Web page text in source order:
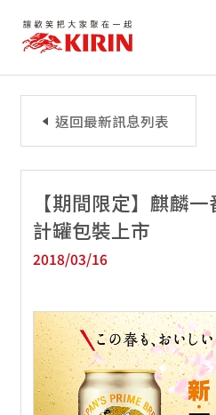
【期間限定】麒麟
計罐包裝上市
2018/03/16
返回最新訊息列表